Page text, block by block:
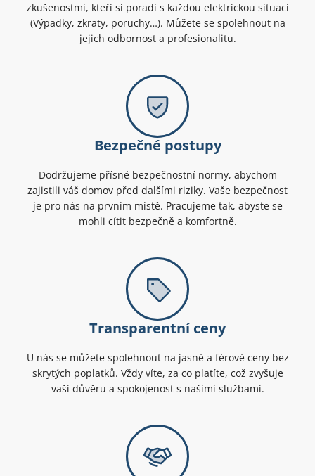
zkušenostmi, kteří si poradí s každou elektrickou situací
(Výpadky, zkraty, poruchy…). Můžete se spolehnout na
jejich odbornost a profesionalitu.
Bezpečné postupy
Dodržujeme přísné bezpečnostní normy, abychom
zajistili váš domov před dalšími riziky. Vaše bezpečnost
je pro nás na prvním místě. Pracujeme tak, abyste se
mohli cítit bezpečně a komfortně.
Transparentní ceny
U nás se můžete spolehnout na jasné a férové ceny bez
skrytých poplatků. Vždy víte, za co platíte, což zvyšuje
vaši důvěru a spokojenost s našimi službami.